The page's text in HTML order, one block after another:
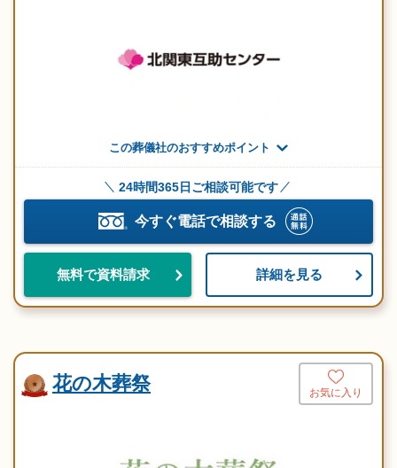
この葬儀社のおすすめポイント
24時間365日ご相談可能です
今すぐ電話で相談する
無料で資料請求 詳細を見る
花の木葬祭 お気に入り